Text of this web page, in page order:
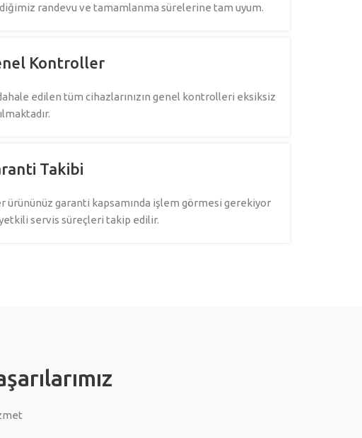
randevu ve tamamlanma sürelerine tam uyum.
Kontroller
edilen tüm cihazlarınızın genel kontrolleri eksiksiz
Takibi
ürününüz garanti kapsamında işlem görmesi gerekiyor
servis süreçleri takip edilir.